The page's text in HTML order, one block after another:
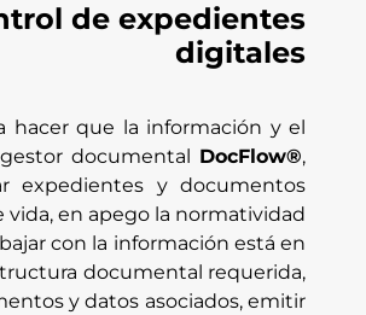
de expedientes
digitales
hacer que la información y el
documental DocFlow®,
expedientes y documentos
vida, en apego la normatividad
con la información está en
documental requerida,
y datos asociados, emitir